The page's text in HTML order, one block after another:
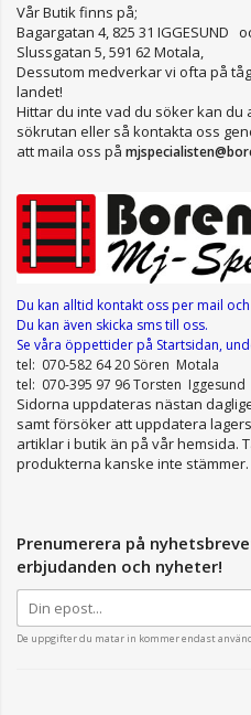
Vår Butik finns på;
Bagargatan 4, 825 31 IGGESUND
Slussgatan 5, 591 62 Motala,
Dessutom medverkar vi ofta på
landet!
Hittar du inte vad du söker kan du
sökrutan eller så kontakta oss
att maila oss på
Du kan alltid kontakt oss per mail
Du kan även skicka sms till oss.
Se våra öppettiderpå Startsidan,
tel: 070-582 64 20 Sören Motala
tel: 070-395 97 96 Torsten Iggesund
Sidorna uppdateras nästan
samt försöker att uppdatera
artiklar i butik än på vår hemsida.
produkterna kanske inte stämmer.
Prenumerera på
erbjudanden och nyheter!
De uppgifter du matar in kommer endast